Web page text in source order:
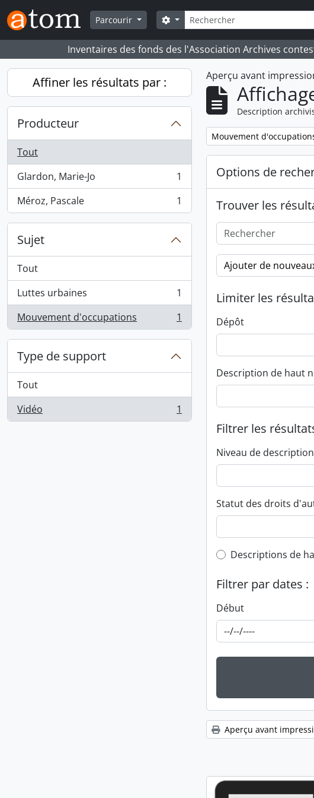
Skip to main content
Parcourir
Rechercher
Search options
Inventaires des fonds des l'Association Archives
Affiner les résultats par :
Producteur
Tout
Glardon, Marie-Jo
, 1 résultats
1
Méroz, Pascale
, 1 résultats 1
Sujet
Tout
Luttes urbaines
, 1 résultats
1
Mouvement d'occupations
, 1 résultats 1
Type de support
Tout
Vidéo
, 1 résultats 1
Aperçu avant
Description
Remove filter:
Mouvement
Options de
Trouver les
Ajouter de
Limiter les
Dépôt
Description de haut
Filtrer les
Niveau de description
Statut des droits
Top-level
Descriptions de
Filtrer par dates :
Début
Aperçu avant